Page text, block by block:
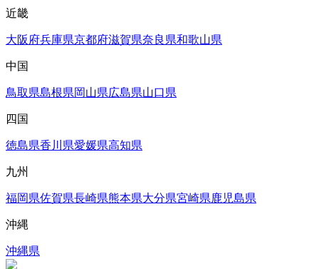
近畿
大阪府兵庫県京都府滋賀県奈良県和歌山県
中国
鳥取県島根県岡山県広島県山口県
四国
徳島県香川県愛媛県高知県
九州
福岡県佐賀県長崎県熊本県大分県宮崎県鹿児島県
沖縄
沖縄県